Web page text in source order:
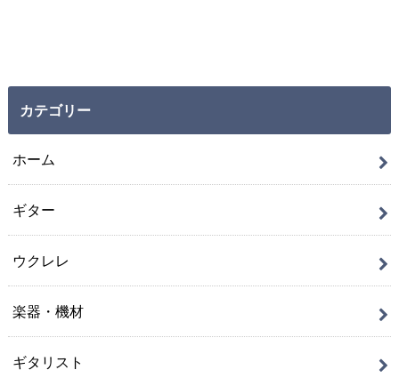
カテゴリー
ホーム
ギター
ウクレレ
楽器・機材
ギタリスト